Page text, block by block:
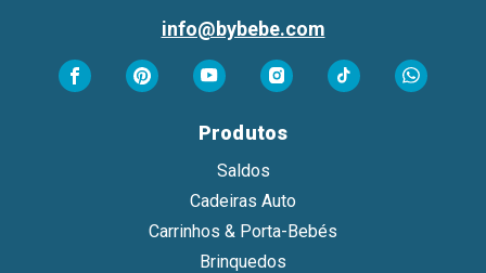
info@bybebe.com
Produtos
Saldos
Cadeiras Auto
Carrinhos & Porta-Bebés
Brinquedos